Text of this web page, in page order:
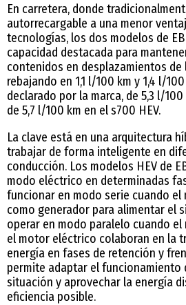
En carretera, donde
autorrecargable a una menor
tecnologías, los dos modelos de
capacidad destacada para
contenidos en desplazamientos de
rebajando en 1,1 l/100 km y 1,4 l/
declarado por la marca, de 5,3 l/
de 5,7 l/100 km en el s700 HEV.
La clave está en una arquitectura
trabajar de forma inteligente en
conducción. Los modelos HEV de
modo eléctrico en determinadas
funcionar en modo serie cuando
como generador para alimentar el
operar en modo paralelo cuando
el motor eléctrico colaboran en la
energía en fases de retención y
permite adaptar el funcionamiento
situación y aprovechar la energía
eficiencia posible.